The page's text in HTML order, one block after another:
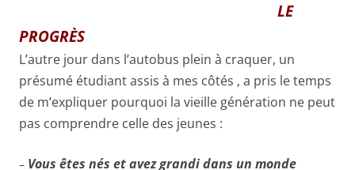
LE
PROGRÈS
L’autre jour dans l’autobus plein à craquer, un
présumé étudiant assis à mes côtés , a pris le temps
de m’expliquer pourquoi la vieille génération ne peut
pas comprendre celle des jeunes :
– Vous êtes nés et avez grandi dans un monde